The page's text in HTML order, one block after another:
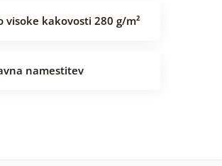
visoke kakovosti 280 g/m²
namestitev